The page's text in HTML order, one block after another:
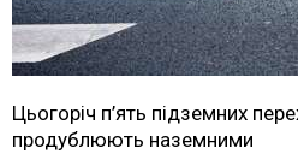
Цьогоріч п’ять підземних
продублюють наземними